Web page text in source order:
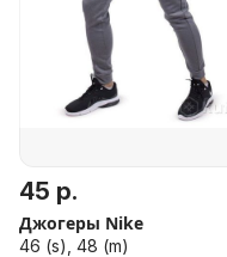
45 р.
Джогеры Nike
46 (s), 48 (m)